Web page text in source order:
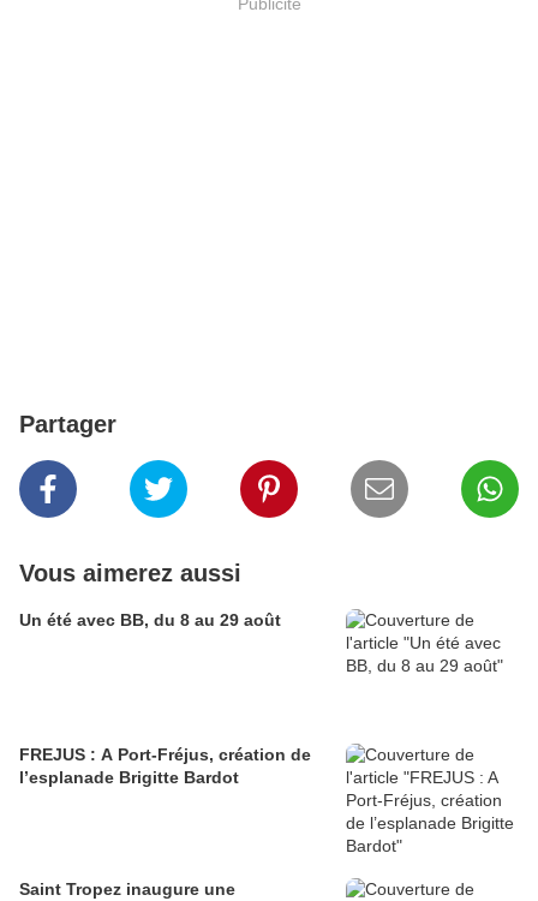
Partager
Vous aimerez aussi
Un été avec BB, du 8 au 29 août
FREJUS : A Port-Fréjus, création de
l’esplanade Brigitte Bardot
Saint Tropez inaugure une